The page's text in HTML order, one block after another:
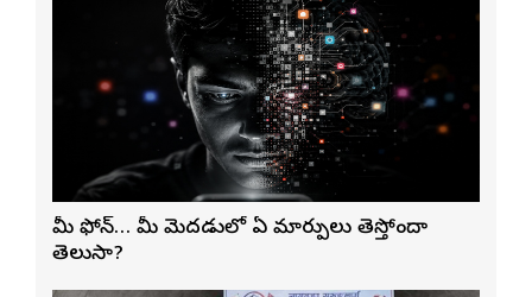
మీ ఫోన్… మీ మెదడులో ఏ మార్పులు తెస్తోందా
తెలుసా?